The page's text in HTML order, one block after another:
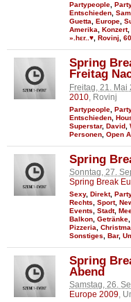
Partypeople, Party
Entschieden,
Guetta, Europe,
Amerika, Konzert,
».hεr..♥, Rovinj,
Spring
Freitag
Freitag, 21. Mai
2010 , Rovinj
Partypeople Party
Entschieden
Superstar, David
Personen Open
Spring
Sonntag, 27.
Spring Break
Sexy, Direkt, Party
Rechts
Sport,
Events
Stadt,
Balkon Getränke
Pizzeria
Sonstiges
Bar,
Spring
Abend
Samstag, 26.
Europe 2009,